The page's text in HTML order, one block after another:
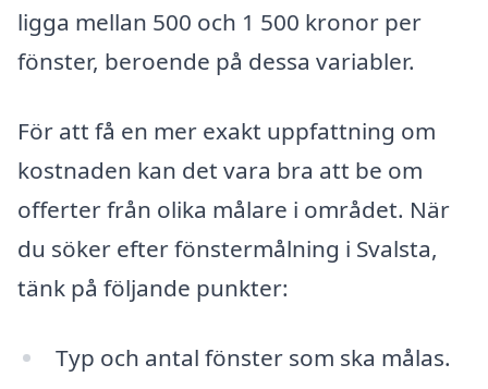
ligga mellan 500 och 1 500 kronor per
fönster, beroende på dessa variabler.
För att få en mer exakt uppfattning om
kostnaden kan det vara bra att be om
offerter från olika målare i området. När
du söker efter fönstermålning i Svalsta,
tänk på följande punkter:
Typ och antal fönster som ska målas.